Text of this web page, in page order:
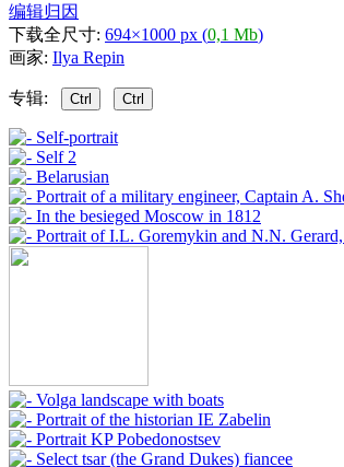
编辑归因
下载全尺寸: 694×1000 px (0,1 Mb)
画家: Ilya Repin
专辑: Ctrl Ctrl